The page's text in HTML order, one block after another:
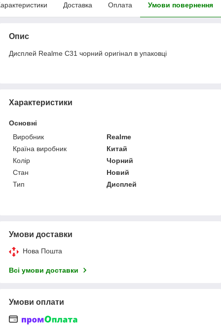
Доставка Оплата Умови повернення
Опис
Дисплей Realme C31 чорний оригінал в упаковці
Характеристики
Основні
Виробник
Realme
Країна виробник
Китай
Колір
Чорний
Стан
Новий
Тип
Дисплей
Умови доставки
Нова Пошта
Всі умови доставки
Умови оплати